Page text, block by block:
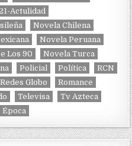
Actulidad
Novela Chilena
Novela Peruana
Los 90
Novela Turca
Policial Política
RCN
Redes Globo
Romance
Televisa
Tv Azteca
Época